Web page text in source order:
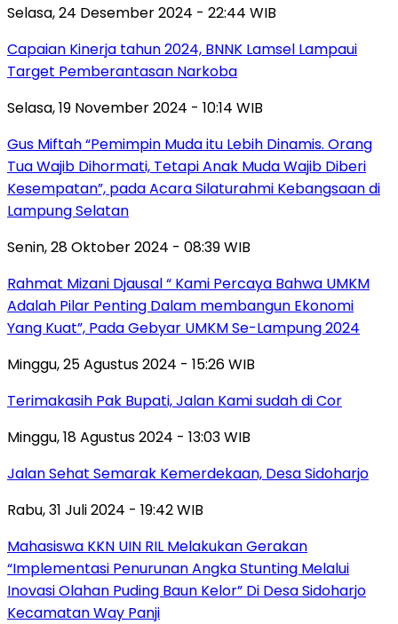
Selasa, 24 Desember 2024 - 22:44 WIB
Capaian Kinerja tahun 2024, BNNK Lamsel Lampaui
Target Pemberantasan Narkoba
Selasa, 19 November 2024 - 10:14 WIB
Gus Miftah “Pemimpin Muda itu Lebih Dinamis. Orang
Tua Wajib Dihormati, Tetapi Anak Muda Wajib Diberi
Kesempatan”, pada Acara Silaturahmi Kebangsaan di
Lampung Selatan
Senin, 28 Oktober 2024 - 08:39 WIB
Rahmat Mizani Djausal “ Kami Percaya Bahwa UMKM
Adalah Pilar Penting Dalam membangun Ekonomi
Yang Kuat”, Pada Gebyar UMKM Se-Lampung 2024
Minggu, 25 Agustus 2024 - 15:26 WIB
Terimakasih Pak Bupati, Jalan Kami sudah di Cor
Minggu, 18 Agustus 2024 - 13:03 WIB
Jalan Sehat Semarak Kemerdekaan, Desa Sidoharjo
Rabu, 31 Juli 2024 - 19:42 WIB
Mahasiswa KKN UIN RIL Melakukan Gerakan
“Implementasi Penurunan Angka Stunting Melalui
Inovasi Olahan Puding Baun Kelor” Di Desa Sidoharjo
Kecamatan Way Panji